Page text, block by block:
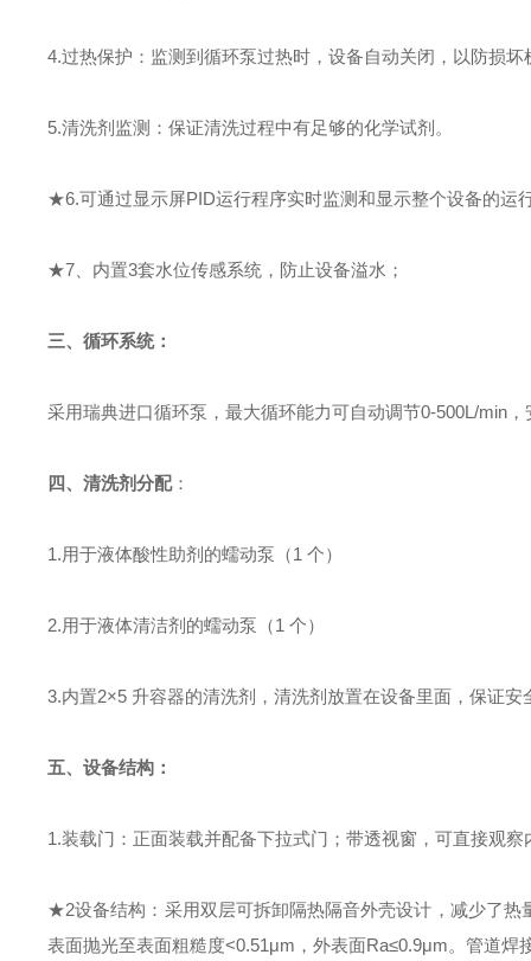
4.过热保护：监测到循环泵过热时，设备自动关闭，以防损坏
5.清洗剂监测：保证清洗过程中有足够的化学试剂 。
★6.可通过显示屏PID运行程序实时监测和显示整个设备的运
★7、内置3套水位传感系统，防止设备溢水；
三、 循环系统：
采用瑞典进口循环泵 ， 最大循环能力可自动调节0-500L/min，
四、 清洗剂分配：
1.用于液体酸性助剂的蠕动泵（1 个）
2.用于液体清洁剂的蠕动泵（1 个）
3.内置2×5 升容器的清洗剂 ， 清洗剂放置在设备里面，保证安
五、 设备结构：
1.装载门：正面装载并配备下拉式门 ；带透视窗，可直接观
★2设备结构： 采用双层可拆卸隔热隔音外壳设计，减少了热
表面抛光至表面粗糙度<0.51μm，外表面Ra≤0.9μm。管道焊